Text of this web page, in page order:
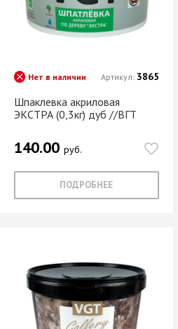
мебели
Клей-расплав
Шпаклевка акриловая
ЭКСТРА (0,3кг) дуб //ВГТ
Нет в наличии
140.00 руб.
ПОДРОБНЕЕ
Артикул: 3865